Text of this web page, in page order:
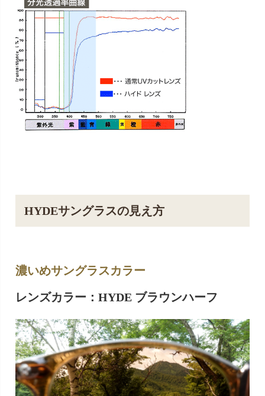
HYDEサングラスの見え方
濃いめサングラスカラー
レンズカラー：HYDE ブラウンハーフ